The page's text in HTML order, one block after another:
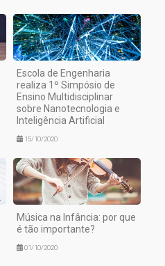
Escola de Engenharia
realiza 1º Simpósio de
Ensino Multidisciplinar
sobre Nanotecnologia e
Inteligência Artificial
15/10/2020
Música na Infância: por que
é tão importante?
01/10/2020